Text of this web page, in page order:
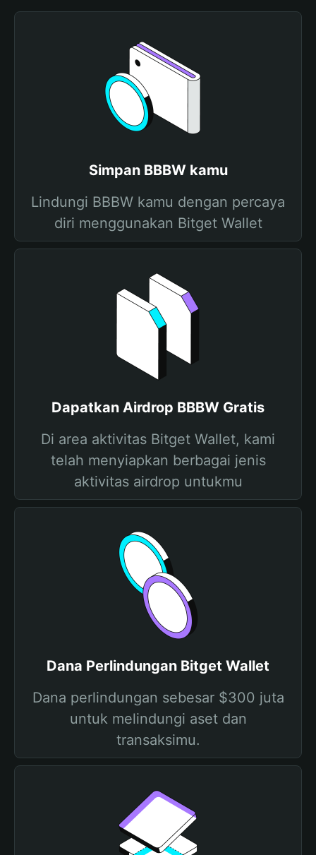
Simpan BBBW kamu
Lindungi BBBW kamu dengan percaya
diri menggunakan Bitget Wallet
Dapatkan Airdrop BBBW Gratis
Di area aktivitas Bitget Wallet, kami
telah menyiapkan berbagai jenis
aktivitas airdrop untukmu
Dana Perlindungan Bitget Wallet
Dana perlindungan sebesar $300 juta
untuk melindungi aset dan
transaksimu.